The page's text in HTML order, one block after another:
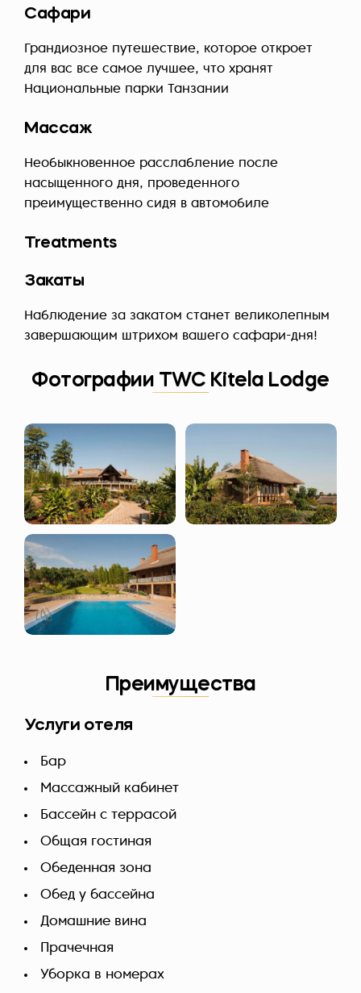
Сафари
Грандиозное путешествие, которое откроет
для вас все самое лучшее, что хранят
Национальные парки Танзании
Массаж
Необыкновенное расслабление после
насыщенного дня, проведенного
преимущественно сидя в автомобиле
Treatments
Закаты
Наблюдение за закатом станет великолепным
завершающим штрихом вашего сафари-дня!
Фотографии TWC Kitela Lodge
Преимущества
Услуги отеля
Бар
Массажный кабинет
Бассейн с террасой
Общая гостиная
Обеденная зона
Обед у бассейна
Домашние вина
Прачечная
Уборка в номерах